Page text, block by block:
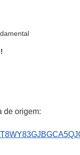
de origem: